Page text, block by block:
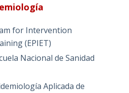
for Intervention
(EPIET)
Nacional de Sanidad
Aplicada de